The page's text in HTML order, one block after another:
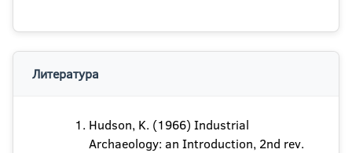
Литература
Hudson, K. (1966) Industrial
Archaeology: an Introduction, 2nd rev.